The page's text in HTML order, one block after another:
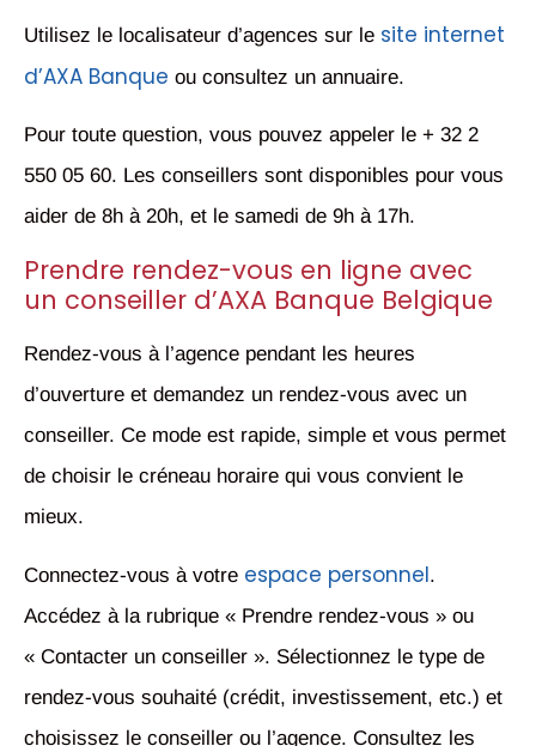
Utilisez le localisateur d’agences sur le site internet
d’AXA Banque ou consultez un annuaire.
Pour toute question, vous pouvez appeler le + 32 2
550 05 60. Les conseillers sont disponibles pour vous
aider de 8h à 20h, et le samedi de 9h à 17h.
Prendre rendez-vous en ligne avec
un conseiller d’AXA Banque Belgique
Rendez-vous à l’agence pendant les heures
d’ouverture et demandez un rendez-vous avec un
conseiller. Ce mode est rapide, simple et vous permet
de choisir le créneau horaire qui vous convient le
mieux.
Connectez-vous à votre espace personnel.
Accédez à la rubrique « Prendre rendez-vous » ou
« Contacter un conseiller ». Sélectionnez le type de
rendez-vous souhaité (crédit, investissement, etc.) et
choisissez le conseiller ou l’agence. Consultez les